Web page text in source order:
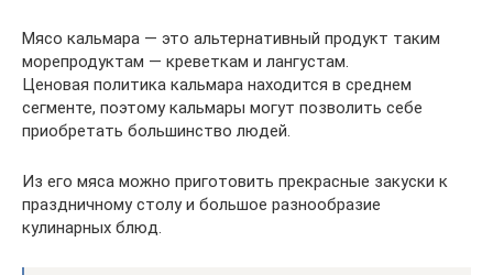
Мясо кальмара — это альтернативный продукт таким
морепродуктам — креветкам и лангустам.
Ценовая политика кальмара находится в среднем
сегменте, поэтому кальмары могут позволить себе
приобретать большинство людей.
Из его мяса можно приготовить прекрасные закуски к
праздничному столу и большое разнообразие
кулинарных блюд.